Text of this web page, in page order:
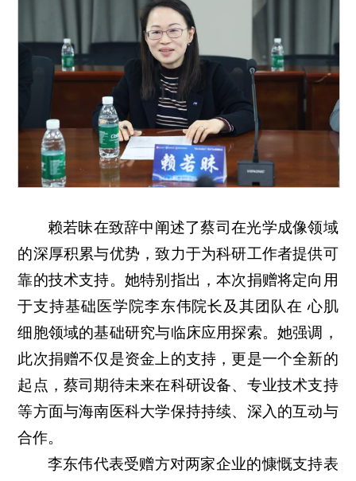
赖若昧在致辞中阐述了蔡司在光学成像领域
的深厚积累与优势，致力于为科研工作者提供可
靠的技术支持。她特别指出，本次捐赠将定向用
于支持基础医学院李东伟院长及其团队在 心肌
细胞领域的基础研究与临床应用探索。她强调，
此次捐赠不仅是资金上的支持，更是一个全新的
起点，蔡司期待未来在科研设备、专业技术支持
等方面与海南医科大学保持持续、深入的互动与
合作。
李东伟代表受赠方对两家企业的慷慨支持表